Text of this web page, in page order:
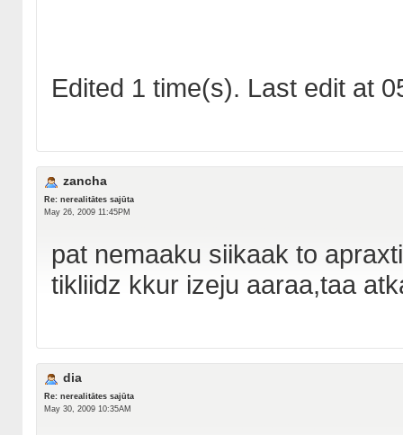
Edited 1 time(s). Last edit at
zancha
Re: nerealitātes sajūta
May 26, 2009 11:45PM
pat nemaaku siikaak to
tikliidz kkur izeju aaraa,taa
dia
Re: nerealitātes sajūta
May 30, 2009 10:35AM